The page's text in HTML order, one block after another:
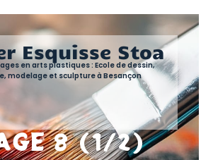
Esquisse Stoa
en arts plastiques : Ecole de dessin,
modelage et sculpture à Besançon
8 (1/2)